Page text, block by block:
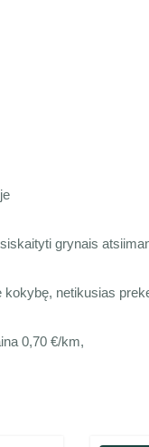
grynais
kokybę, netikusias
0,70 €/km,